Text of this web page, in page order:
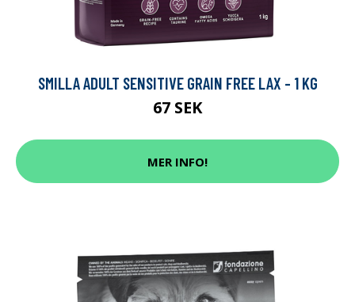
SMILLA ADULT SENSITIVE GRAIN FREE LAX - 1 KG
67 SEK
MER INFO!